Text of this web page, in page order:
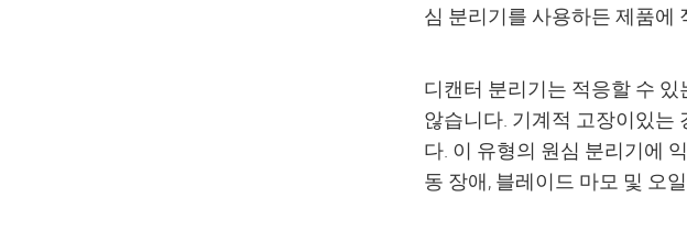
심 분리기를 사용하든 제품에
디캔터 분리기는 적응할 수
않습니다. 기계적 고장이있는
다. 이 유형의 원심 분리기에
동 장애, 블레이드 마모 및 오